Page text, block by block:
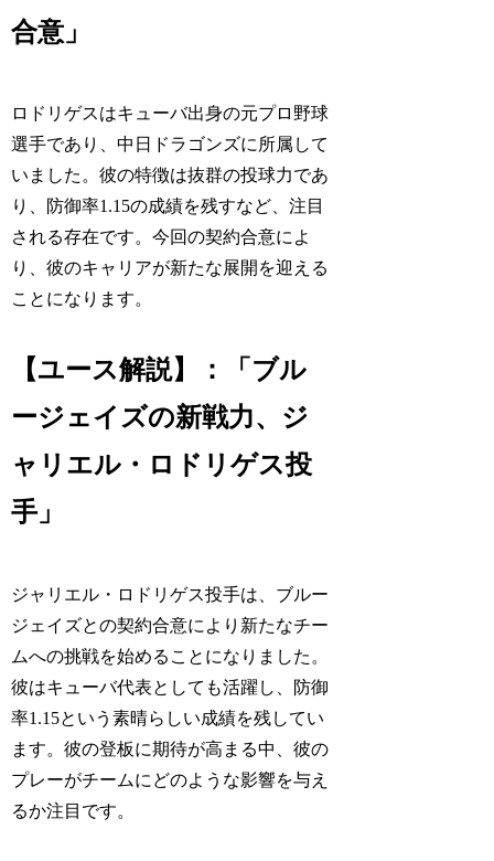
合意」
ロドリゲスはキューバ出身の元プロ野球
選手であり、中日ドラゴンズに所属して
いました。彼の特徴は抜群の投球力であ
り、防御率1.15の成績を残すなど、注目
される存在です。今回の契約合意によ
り、彼のキャリアが新たな展開を迎える
ことになります。
【ユース解説】：「ブル
ージェイズの新戦力、ジ
ャリエル・ロドリゲス投
手」
ジャリエル・ロドリゲス投手は、ブルー
ジェイズとの契約合意により新たなチー
ムへの挑戦を始めることになりました。
彼はキューバ代表としても活躍し、防御
率1.15という素晴らしい成績を残してい
ます。彼の登板に期待が高まる中、彼の
プレーがチームにどのような影響を与え
るか注目です。